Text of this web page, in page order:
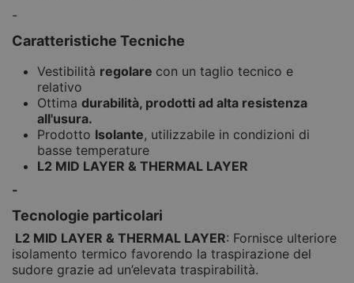
-
Caratteristiche Tecniche
Vestibilità regolare con un taglio tecnico e
relativo
Ottima durabilità, prodotti ad alta resistenza
all'usura.
Prodotto Isolante, utilizzabile in condizioni di
basse temperature
L2 MID LAYER & THERMAL LAYER
-
Tecnologie particolari
L2 MID LAYER & THERMAL LAYER: Fornisce ulteriore
isolamento termico favorendo la traspirazione del
sudore grazie ad un’elevata traspirabilità.